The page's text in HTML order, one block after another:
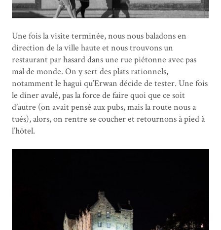
Une fois la visite terminée, nous nous baladons en
direction de la ville haute et nous trouvons un
restaurant par hasard dans une rue piétonne avec pas
mal de monde. On y sert des plats rationnels,
notamment le hagui qu’Erwan décide de tester. Une fois
le dîner avalé, pas la force de faire quoi que ce soit
d’autre (on avait pensé aux pubs, mais la route nous a
tués), alors, on rentre se coucher et retournons à pied à
l’hôtel.